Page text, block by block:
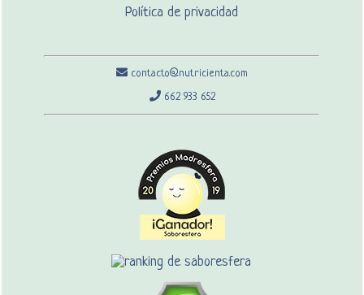
Política de privacidad
contacto@nutricienta.com
662 933 652